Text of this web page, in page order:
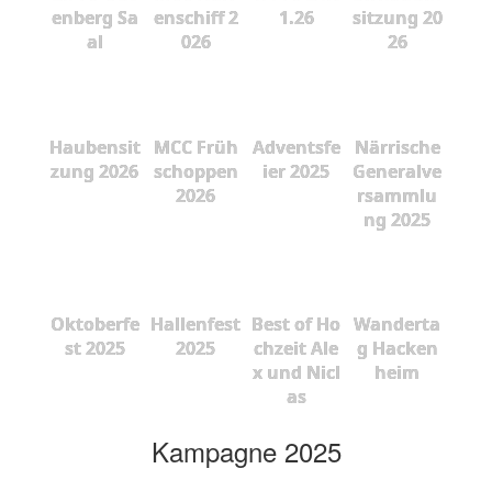
enberg Sa
al
enschiff 2
026
1.26
sitzung 20
26
Haubensit
zung 2026
MCC Früh
schoppen
2026
Adventsfe
ier 2025
Närrische
Generalve
rsammlu
ng 2025
Oktoberfe
st 2025
Hallenfest
2025
Best of Ho
chzeit Ale
x und Nicl
as
Wanderta
g Hacken
heim
Kampagne 2025